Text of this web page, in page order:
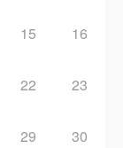
15 16
22 23
29 30